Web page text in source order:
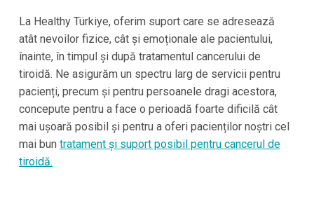
La Healthy Türkiye, oferim suport care se adresează
atât nevoilor fizice, cât și emoționale ale pacientului,
înainte, în timpul și după tratamentul cancerului de
tiroidă. Ne asigurăm un spectru larg de servicii pentru
pacienți, precum și pentru persoanele dragi acestora,
concepute pentru a face o perioadă foarte dificilă cât
mai ușoară posibil și pentru a oferi pacienților noștri cel
mai bun tratament și suport posibil pentru cancerul de
tiroidă.